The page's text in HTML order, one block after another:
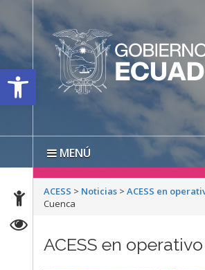
Open toolbar
MENÚ
ACESS > Noticias >ACESS en
Cuenca
ACESS en